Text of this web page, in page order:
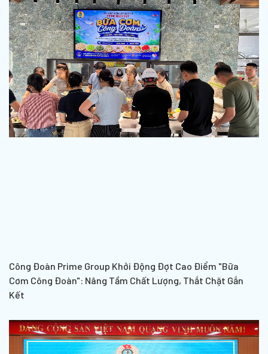
Công Đoàn Prime Group Khởi Động Đợt Cao Điểm "Bữa
Cơm Công Đoàn": Nâng Tầm Chất Lượng, Thắt Chặt Gắn
Kết